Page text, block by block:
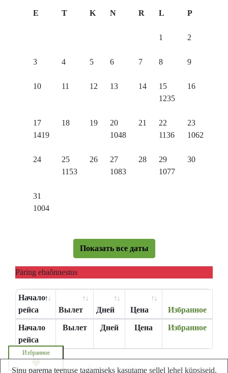
E T K N R L P
1 2
3 4 5 6 7 8 9
10 11 12 13 14
15
1235
16
17
1419
18 19
20
1048
21
22
1136
23
1062
24
25
1153
26
27
1083
28
29
1077
30
31
1004
Показать все даты
Päring ebaõnnestus
Начало
рейса
Вылет Дней Цена Избранное
Начало
рейса
Вылет Дней Цена Избранное
Избранное
Карта сайта
Sinu parema teenuse tagamiseks kasutame sellel lehel küpsiseid.